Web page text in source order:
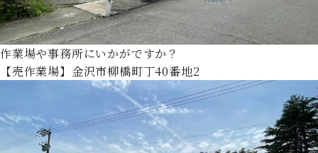
作業場や事務所にいかがですか？
【売作業場】金沢市柳橋町丁40番地2